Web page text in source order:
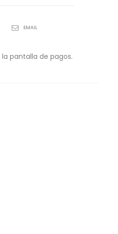
EMAIL
pantalla de pagos.